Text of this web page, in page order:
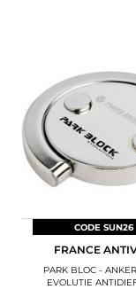
CODE SUN26
FRANCE
PARK BLOC -
EVOLUTIE